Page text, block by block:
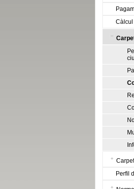
Càlcul
Perfil